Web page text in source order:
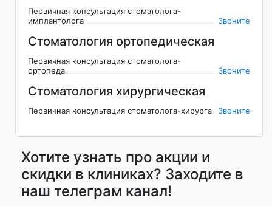
Первичная консультация стоматолога-
имплантолога
Звоните
Стоматология ортопедическая
Первичная консультация стоматолога-
ортопеда
Звоните
Стоматология хирургическая
Первичная консультация стоматолога-хирурга Звоните
Хотите узнать про акции и
скидки в клиниках? Заходите в
наш телеграм канал!